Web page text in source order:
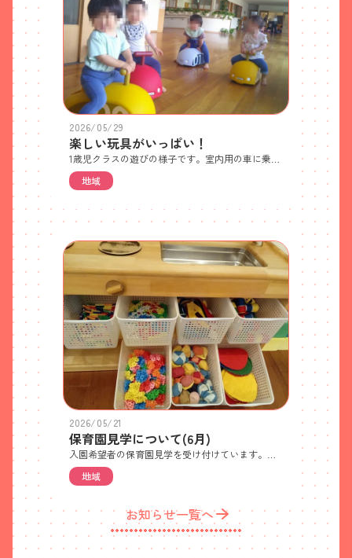
2026/05/29
楽しい玩具がいっぱい！
地域
2026/05/21
保育園見学について(6月)
入園希望者の保育園見学を受け付けています。ご希望の方は電話でご予約ください。 ・見学日 6月23日(火)・10時から約30分程度で園全体と保育内容についてご紹介します・各日先着5世帯(残り4世帯) 世帯ごとの人数制限はありません・特に持ち物はありません・徒歩か自転車でお越しください(ベビーカー可) ※自転車やベビーカーは駐輪場においてください 駐車場はご利用いただけません。近隣のパーキングをご利用ください。また、園前道路での車の駐停車も禁止です。送迎してもらう場合やタクシーをご利用の場合は、園前道路を避けたところで乗り降りしてください
地域
お知らせ一覧へ